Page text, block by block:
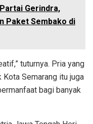
Gerindra,
Paket Sembako di
tuturnya. Pria yang
Semarang itu juga
bagi banyak